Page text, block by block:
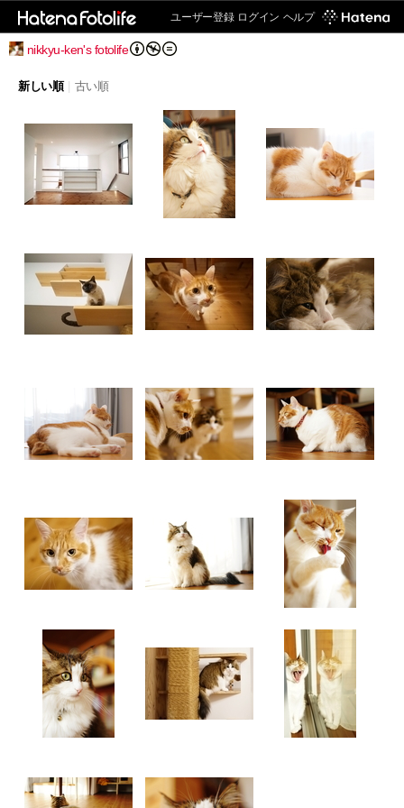
ユーザー登録 ログイン ヘルプ
nikkyu-ken's fotolife
新しい順 古い順